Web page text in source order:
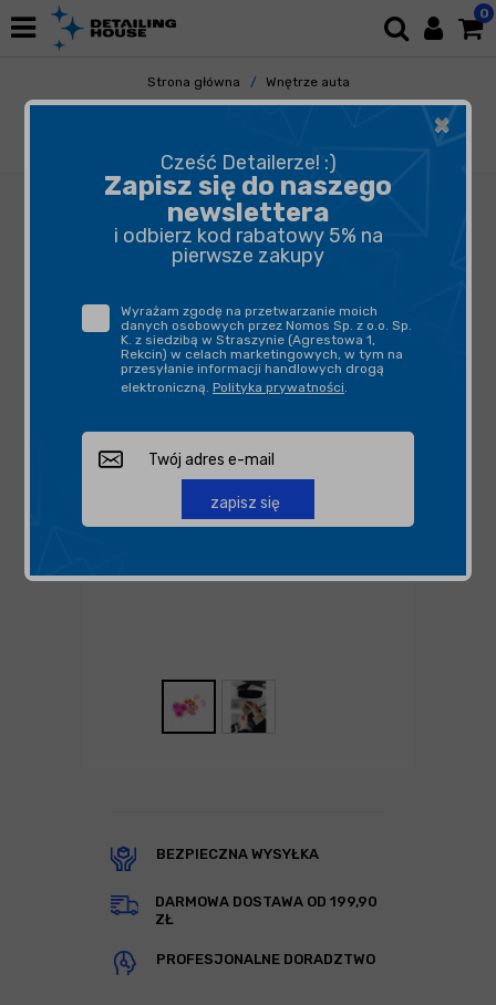
0
Strona główna
Wnętrze auta
Odświeżacze Powietrza
Dyfuzory i Zawieszki
BEZPIECZNA WYSYŁKA
DARMOWA DOSTAWA OD 199,90
ZŁ
PROFESJONALNE DORADZTWO
×
Cześć Detailerze! :)
Zapisz się do naszego
newslettera
i odbierz kod rabatowy 5% na
pierwsze zakupy
Wyrażam zgodę na przetwarzanie moich
danych osobowych przez Nomos Sp. z o.o. Sp.
K. z siedzibą w Straszynie (Agrestowa 1,
Rekcin) w celach marketingowych, w tym na
przesyłanie informacji handlowych drogą
elektroniczną. Polityka prywatności.
zapisz się